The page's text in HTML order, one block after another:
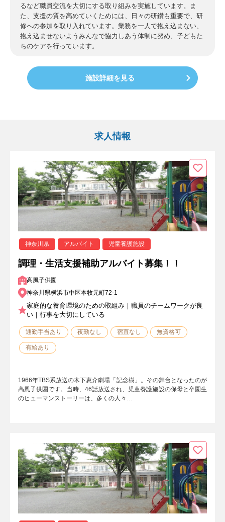
るなど職員交流を大切にする取り組みを実施しています。ま
た、支援の質を高めていくためには、日々の研鑽も重要で、研
修への参加を取り入れています。業務を一人で抱え込まない、
抱え込ませないようみんなで協力しあう体制に努め、子どもた
ちのケアを行っています。
施設詳細を見る
求人情報
神奈川県 アルバイト 児童養護施設
調理・生活支援補助アルバイト募集！！
高風子供園
神奈川県横浜市中区本牧元町72-1
家庭的な養育環境のための取組み｜職員のチームワークが良
い｜行事を大切にしている
通勤手当あり 夜勤なし 宿直なし 無資格可
有給あり
1966年TBS系放送の木下恵介劇場「記念樹」。その舞台となったのが
高風子供園です。当時、46話放送され、児童養護施設の保母と卒園生
のヒューマンストーリーは、多くの人々…